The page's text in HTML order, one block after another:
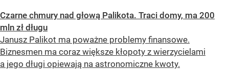
Czarne chmury nad głową Palikota. Traci domy, ma 200
mln zł długu
Janusz Palikot ma poważne problemy finansowe.
Biznesmen ma coraz większe kłopoty z wierzycielami
a jego długi opiewają na astronomiczne kwoty.